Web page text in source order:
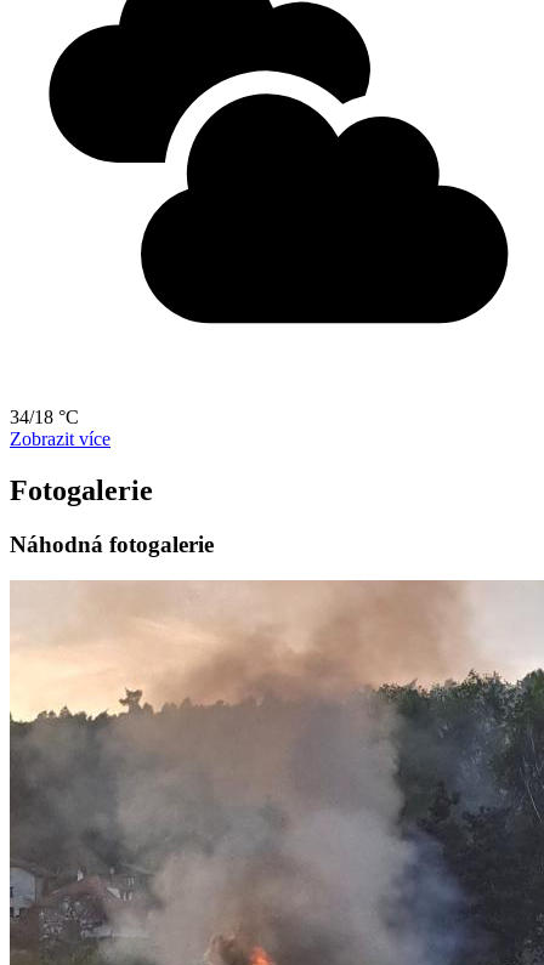
34/18 °C
Zobrazit více
Fotogalerie
Náhodná fotogalerie